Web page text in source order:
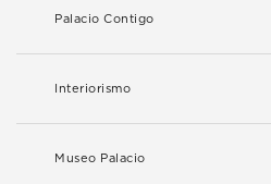
Palacio Contigo
Interiorismo
Museo Palacio